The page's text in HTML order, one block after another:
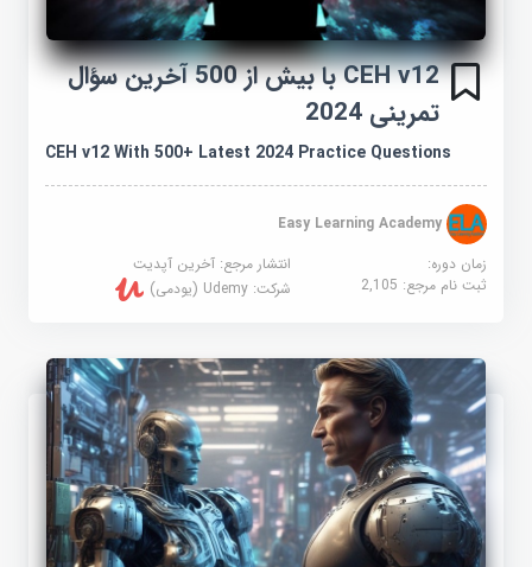
CEH v12 با بیش از 500 آخرین سؤال
تمرینی 2024
CEH v12 With 500+ Latest 2024 Practice Questions
Easy Learning Academy
زمان دوره:
انتشار مرجع:آخرین آپدیت
ثبت نام مرجع:2,105 شرکت:Udemy (یودمی)